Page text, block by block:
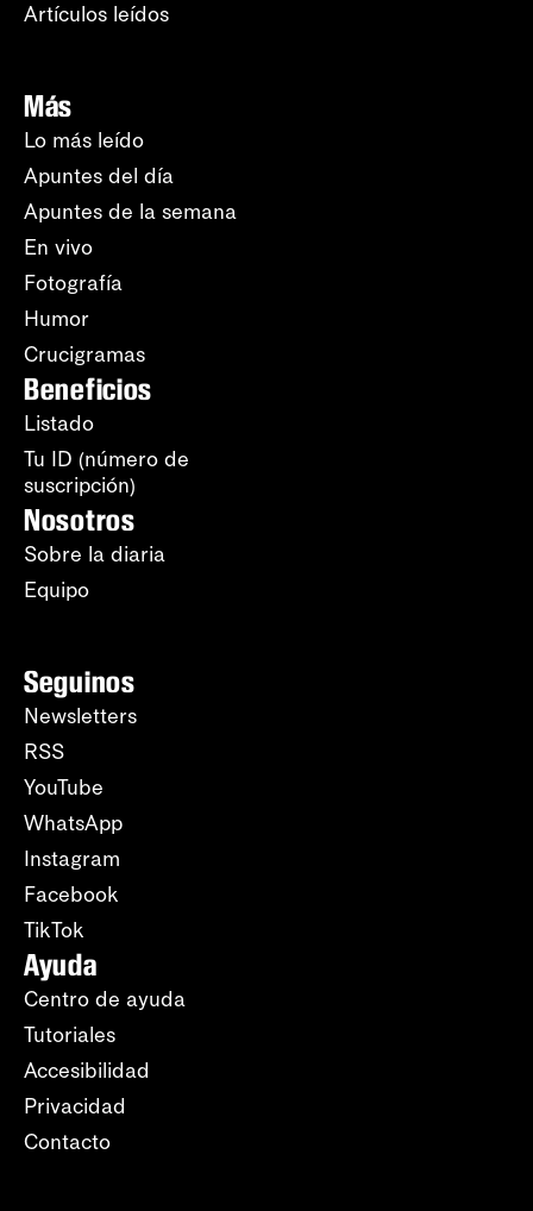
Artículos leídos
Más
Lo más leído
Apuntes del día
Apuntes de la semana
En vivo
Fotografía
Humor
Crucigramas
Beneficios
Listado
Tu ID (número de
suscripción)
Nosotros
Sobre la diaria
Equipo
Seguinos
Newsletters
RSS
YouTube
WhatsApp
Instagram
Facebook
TikTok
Ayuda
Centro de ayuda
Tutoriales
Accesibilidad
Privacidad
Contacto